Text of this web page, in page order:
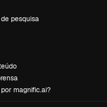
pesquisa
magnific.ai?